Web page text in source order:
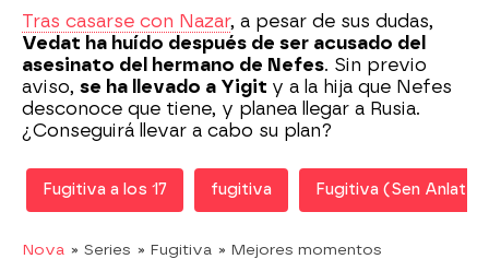
Tras casarse con Nazar, a pesar de sus dudas,
Vedat ha huído después de ser acusado del
asesinato del hermano de Nefes. Sin previo
aviso, se ha llevado a Yigit y a la hija que Nefes
desconoce que tiene, y planea llegar a Rusia.
¿Conseguirá llevar a cabo su plan?
Fugitiva a los 17 fugitiva Fugitiva (Sen Anlat
Nova » Series » Fugitiva » Mejores momentos